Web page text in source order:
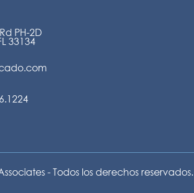
PH-2D
33134
- Todos los derechos reservados.